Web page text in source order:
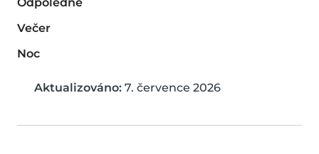
Odpoledne
Večer
Noc
Aktualizováno: 7. července 2026